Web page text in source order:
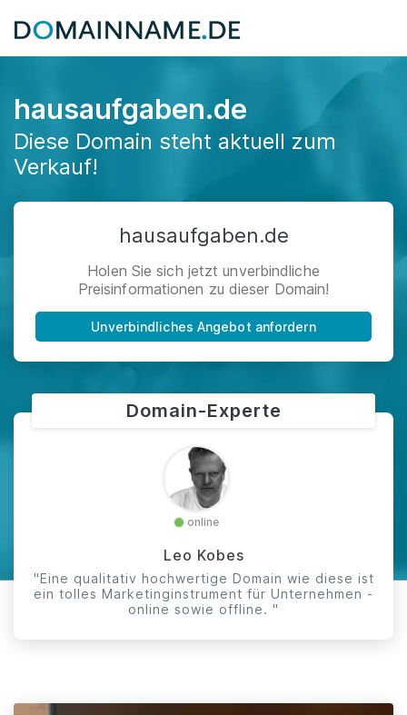
hausaufgaben.de
Diese Domain steht aktuell zum
Verkauf!
hausaufgaben.de
Holen Sie sich jetzt unverbindliche
Preisinformationen zu dieser Domain!
Unverbindliches Angebot anfordern
Domain-Experte
online
Leo Kobes
"Eine qualitativ hochwertige Domain wie diese ist
ein tolles Marketinginstrument für Unternehmen -
online sowie offline. "